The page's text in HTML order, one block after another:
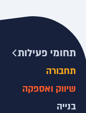
תחומי פעילות
תחבורה
שיווק ואספקה
בנייה